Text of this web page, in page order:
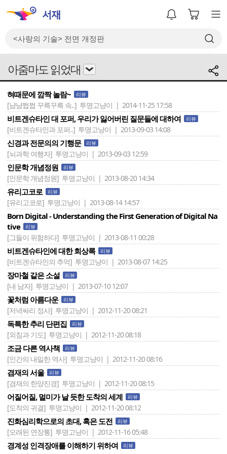
아줌마도 읽었대
혀때문에 깜짝 놀람~ 리뷰
[냠냠쩝쩝 꾸륵꾸륵 속..] 투명고냥이 | 2014-11-25 17:58
비트겐슈타인 대 포퍼, 우리가 잃어버린 질문들에 대하여 리뷰
[비트겐슈타인과 포퍼..] 투명고냥이 | 2013-09-03 14:08
신경과 전문의의 기행문 리뷰
[뇌과학 여행자] 투명고냥이 | 2013-09-03 12:59
인문학 개념정원 리뷰
[인문학 개념정원] 투명고냥이 | 2013-08-20 14:34
유리고코로 리뷰
[유리고코로] 투명고냥이 | 2013-08-14 14:57
Born Digital - Understanding the First Generation of Digital Na
tive
리뷰
[그들이 위험하다] 투명고냥이 | 2013-08-11 00:28
비트겐슈타인에 대한 회상록 리뷰
[비트겐슈타인의 추억] 투명고냥이 | 2013-08-07 14:25
장마철 같은 소설 리뷰
[내 남자] 투명고냥이 | 2013-07-10 12:07
꽃처럼 아름다운 리뷰
[저녁싸리 정사] 투명고냥이 | 2012-11-20 08:21
독특한 추리 단편집 리뷰
[외침과 기도] 투명고냥이 | 2012-11-20 08:18
조금 다른 역사책 리뷰
[인간의 내밀한 역사] 투명고냥이 | 2012-11-20 08:16
겸재의 서울 리뷰
[겸재의 한양진경] 투명고냥이 | 2012-11-20 08:15
어질어질, 멀미가 날 듯한 도착의 세계 리뷰
[도착의 귀결] 투명고냥이 | 2012-11-20 08:12
진화심리학으로의 초대, 혹은 도전 리뷰
[오래된 연장통] 투명고냥이 | 2012-11-16 05:48
경계성 인격장애를 이해하기 위하여 리뷰